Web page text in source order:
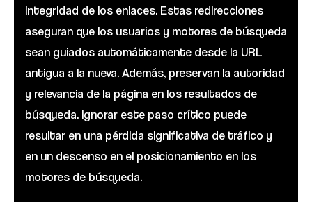
integridad de los enlaces. Estas redirecciones
aseguran que los usuarios y motores de búsqueda
sean guiados automáticamente desde la URL
antigua a la nueva. Además, preservan la autoridad
y relevancia de la página en los resultados de
búsqueda. Ignorar este paso crítico puede
resultar en una pérdida significativa de tráfico y
en un descenso en el posicionamiento en los
motores de búsqueda.